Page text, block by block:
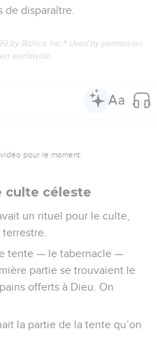
disparaître.
by Biblica, Inc.® Used by permission.
worldwide.
pour le moment.
culte céleste
un rituel pour le culte,
tente — le tabernacle —
partie se trouvaient le
offerts à Dieu. On
la partie de la tente qu’on